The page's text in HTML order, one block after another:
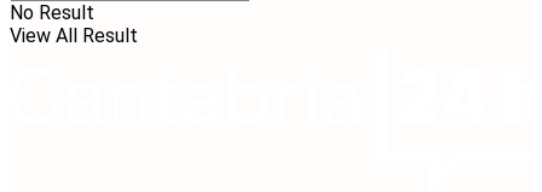
No Result
View All Result